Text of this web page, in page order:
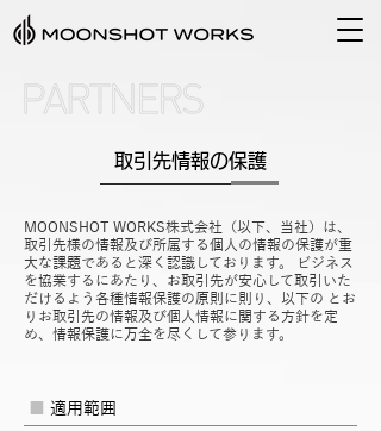
取引先情報の保護
MOONSHOT WORKS株式会社（以下、当社）は、
取引先様の情報及び所属する個人の情報の保護が重
大な課題であると深く認識しております。 ビジネス
を協業するにあたり、お取引先が安心して取引いた
だけるよう各種情報保護の原則に則り、以下の とお
りお取引先の情報及び個人情報に関する方針を定
め、情報保護に万全を尽くして参ります。
適用範囲